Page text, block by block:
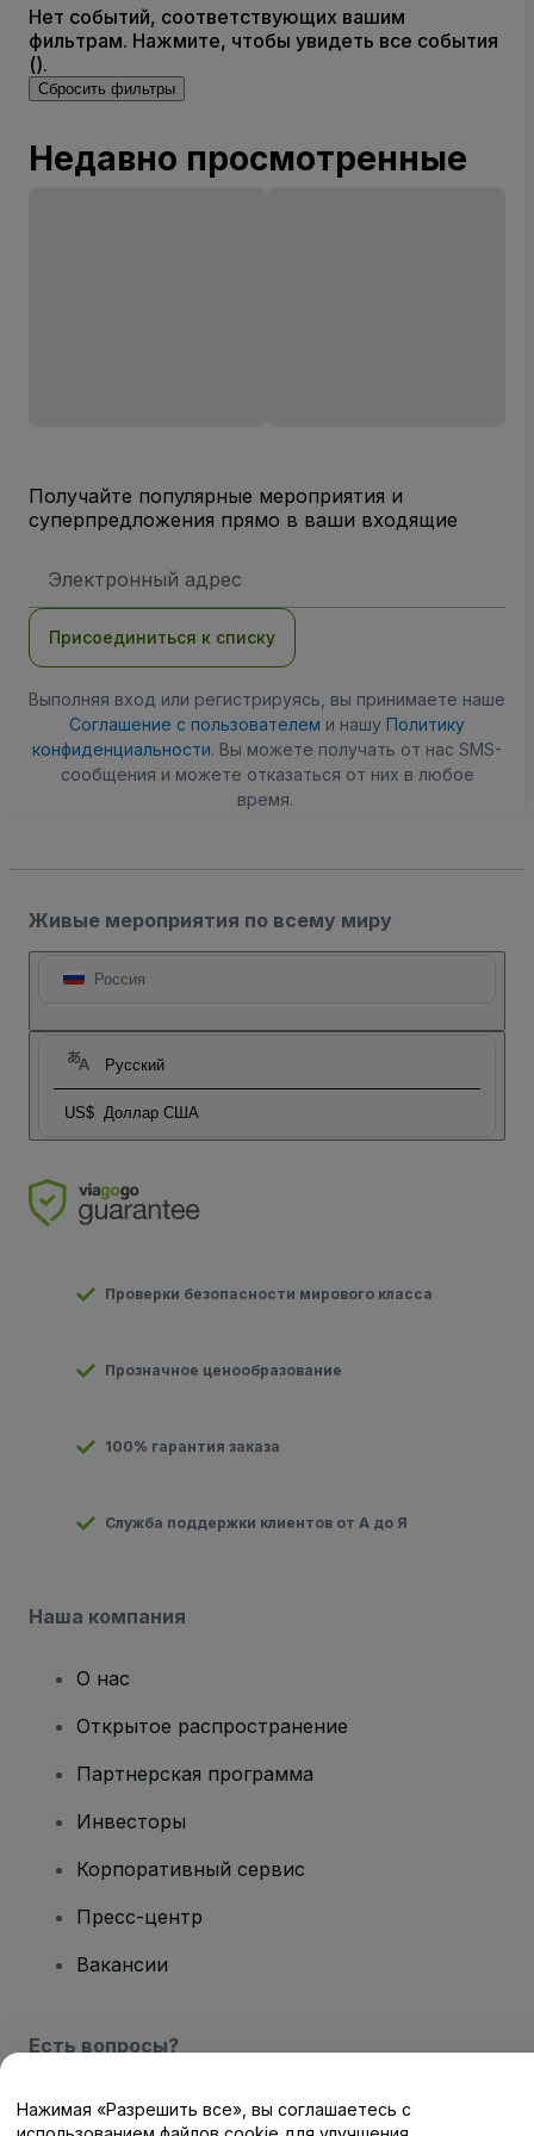
Нет событий, соответствующих вашим
фильтрам. Нажмите, чтобы увидеть все события
().
Сбросить фильтры
Недавно просмотренные
Получайте популярные мероприятия и
суперпредложения прямо в ваши входящие
электронной
Присоединиться к списку
Выполняя вход или регистрируясь, вы принимаете наше
Соглашение с пользователем и нашу Политику
конфиденциальности. Вы можете получать от нас SMS-
сообщения и можете отказаться от них в любое
время.
Живые мероприятия по всему миру
Россия
Русский
US$ Доллар США
Проверки безопасности мирового класса
Прозначное ценообразование
100% гарантия заказа
Служба поддержки клиентов от А до Я
Наша компания
О нас
Открытое распространение
Партнерская программа
Инвесторы
Корпоративный сервис
Пресс-центр
Вакансии
Есть вопросы?
Центр помощи / Свяжитесь с нами
Нажимая «Разрешить все», вы соглашаетесь с